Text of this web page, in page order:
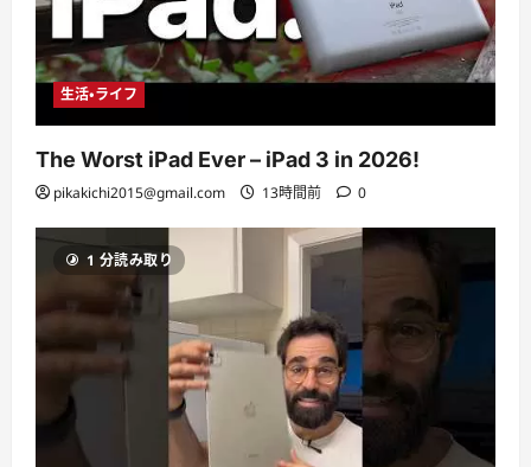
生活・ライフ
The Worst iPad Ever – iPad 3 in 2026!
pikakichi2015@gmail.com 13時間前 0
1 分読み取り